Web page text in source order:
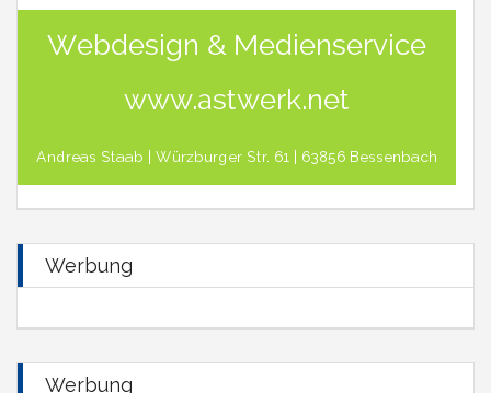
Werbung
Werbung